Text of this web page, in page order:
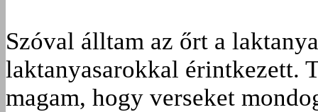
Szóval álltam az őrt a
laktanyasarokkal érintkezett.
magam, hogy verseket